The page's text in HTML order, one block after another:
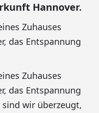
Hannover.
Zuhauses
das Entspannung
Zuhauses
das Entspannung
wir überzeugt,